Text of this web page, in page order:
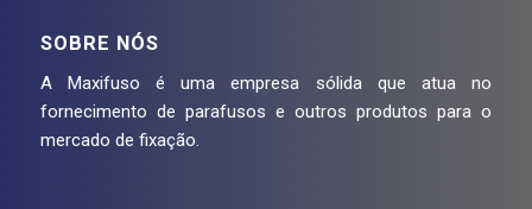
SOBRE NÓS
A Maxifuso é uma empresa sólida que atua no
fornecimento de parafusos e outros produtos para o
mercado de fixação.